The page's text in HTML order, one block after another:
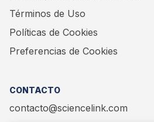
Términos de Uso
Políticas de Cookies
Preferencias de Cookies
CONTACTO
contacto@sciencelink.com